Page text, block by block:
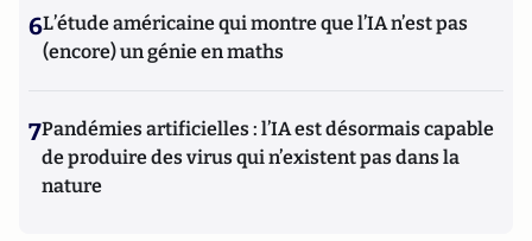
6L’étude américaine qui montre que l’IA n’est pas
(encore) un génie en maths
7Pandémies artificielles : l’IA est désormais capable
de produire des virus qui n’existent pas dans la
nature